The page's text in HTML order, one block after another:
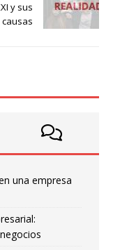
y sus
causas
una empresa